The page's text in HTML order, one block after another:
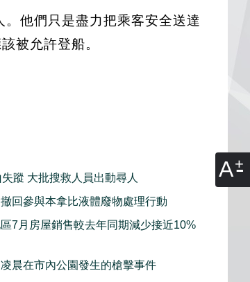
A
他們只是盡力把乘客安全送達
被允許登船。
蹤 大批搜救人員出動尋人
回參與本拿比液體廢物處理行動
7月房屋銷售較去年同期減少接近10%
晨在市內公園發生的槍擊事件